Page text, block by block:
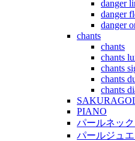
danger
danger
danger
chants
chants
chants
chants
chants
chants
PIANO
パールネッ
パールジュ